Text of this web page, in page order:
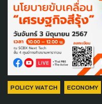
POLICY WATCH ECONOMY